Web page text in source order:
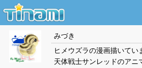
みづき
ヒメウズラの漫画描いてい
天体戦士サンレッドのアニ